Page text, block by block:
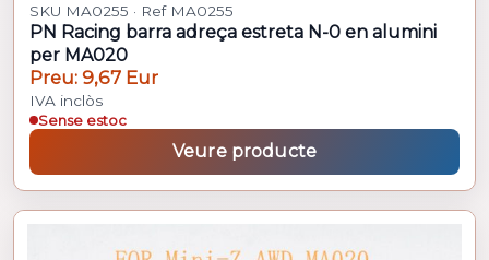
SKU MA0255 · Ref MA0255
PN Racing barra adreça estreta N-0 en alumini
per MA020
Preu: 9,67 Eur
IVA inclòs
Sense estoc
Veure producte